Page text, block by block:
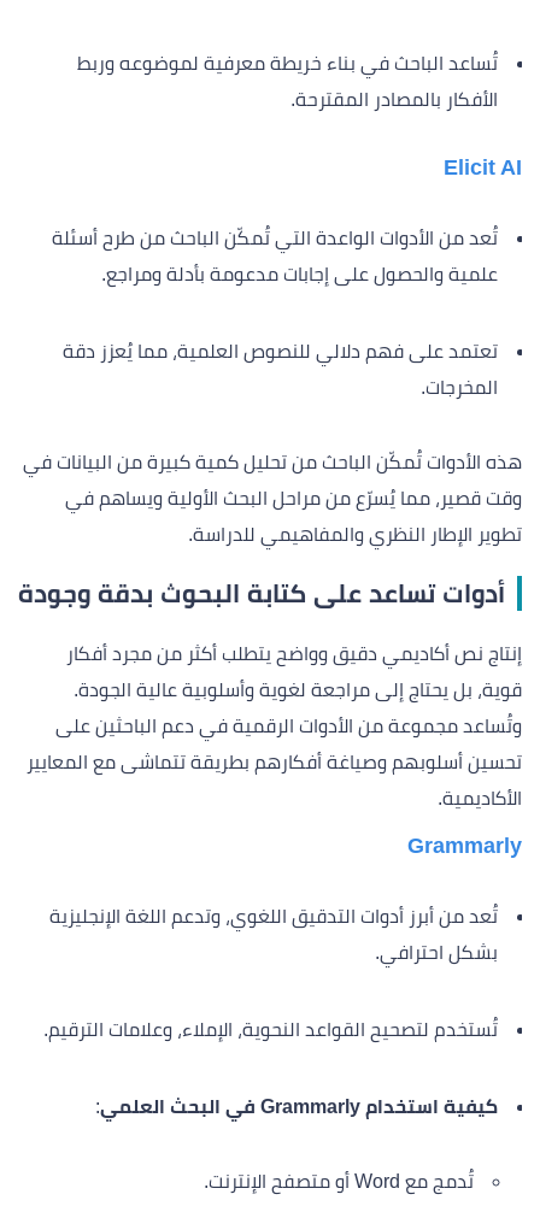
تُساعد الباحث في بناء خريطة معرفية لموضوعه وربط
الأفكار بالمصادر المقترحة.
Elicit AI
تُعد من الأدوات الواعدة التي تُمكّن الباحث من طرح أسئلة
علمية والحصول على إجابات مدعومة بأدلة ومراجع.
تعتمد على فهم دلالي للنصوص العلمية، مما يُعزز دقة
المخرجات.
هذه الأدوات تُمكّن الباحث من تحليل كمية كبيرة من البيانات في
وقت قصير، مما يُسرّع من مراحل البحث الأولية ويساهم في
تطوير الإطار النظري والمفاهيمي للدراسة.
أدوات تساعد على كتابة البحوث بدقة وجودة
إنتاج نص أكاديمي دقيق وواضح يتطلب أكثر من مجرد أفكار
قوية، بل يحتاج إلى مراجعة لغوية وأسلوبية عالية الجودة.
وتُساعد مجموعة من الأدوات الرقمية في دعم الباحثين على
تحسين أسلوبهم وصياغة أفكارهم بطريقة تتماشى مع المعايير
الأكاديمية.
Grammarly
تُعد من أبرز أدوات التدقيق اللغوي، وتدعم اللغة الإنجليزية
بشكل احترافي.
تُستخدم لتصحيح القواعد النحوية، الإملاء، وعلامات الترقيم.
كيفية استخدام Grammarly في البحث العلمي :
تُدمج مع Word أو متصفح الإنترنت.